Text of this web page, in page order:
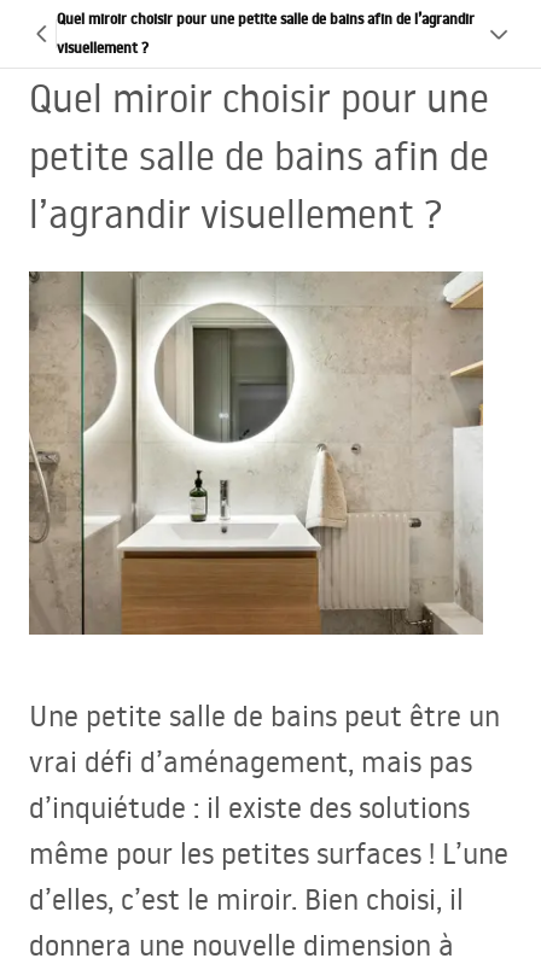
Quel miroir choisir pour une petite salle de bains afin de l’agrandir
visuellement ?
Quel miroir choisir pour une
petite salle de bains afin de
l’agrandir visuellement ?
Une petite salle de bains peut être un
vrai défi d’aménagement, mais pas
d’inquiétude : il existe des solutions
même pour les petites surfaces ! L’une
d’elles, c’est le miroir. Bien choisi, il
donnera une nouvelle dimension à